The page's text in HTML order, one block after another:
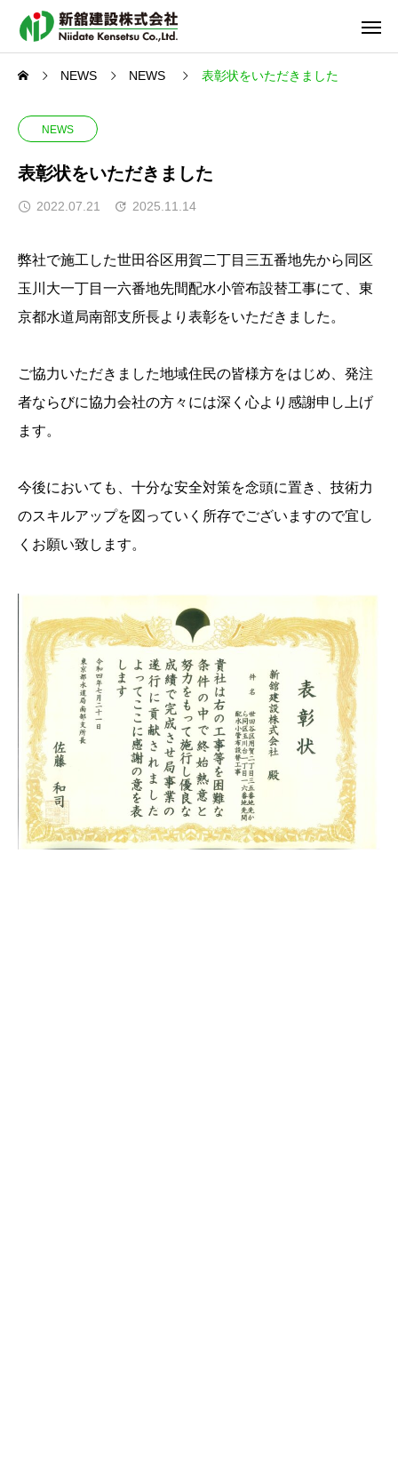
NEWS NEWS 表彰状をいただきました
NEWS
表彰状をいただきました
2022.07.21 2025.11.14
弊社で施工した世田谷区用賀二丁目三五番地先から同区
玉川大一丁目一六番地先間配水小管布設替工事にて、東
京都水道局南部支所長より表彰をいただきました。
ご協力いただきました地域住民の皆様方をはじめ、発注
者ならびに協力会社の方々には深く心より感謝申し上げ
ます。
今後においても、十分な安全対策を念頭に置き、技術力
のスキルアップを図っていく所存でございますので宜し
くお願い致します。